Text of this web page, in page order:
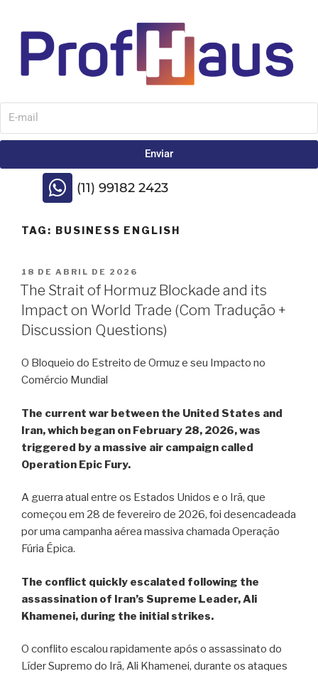
Enviar
(11) 99182 2423
TAG: BUSINESS ENGLISH
18 DE ABRIL DE 2026
The Strait of Hormuz Blockade and its
Impact on World Trade (Com Tradução +
Discussion Questions)
O Bloqueio do Estreito de Ormuz e seu Impacto no
Comércio Mundial
The current war between the United States and
Iran, which began on February 28, 2026, was
triggered by a massive air campaign called
Operation Epic Fury.
A guerra atual entre os Estados Unidos e o Irã, que
começou em 28 de fevereiro de 2026, foi desencadeada
por uma campanha aérea massiva chamada Operação
Fúria Épica.
The conflict quickly escalated following the
assassination of Iran’s Supreme Leader, Ali
Khamenei, during the initial strikes.
O conflito escalou rapidamente após o assassinato do
Líder Supremo do Irã, Ali Khamenei, durante os ataques